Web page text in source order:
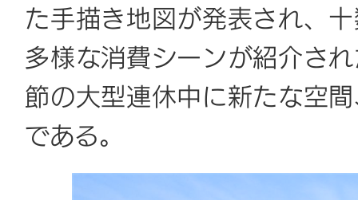
た手描き地図が発表され、
多様な消費シーンが紹介さ
節の大型連休中に新たな空
である。